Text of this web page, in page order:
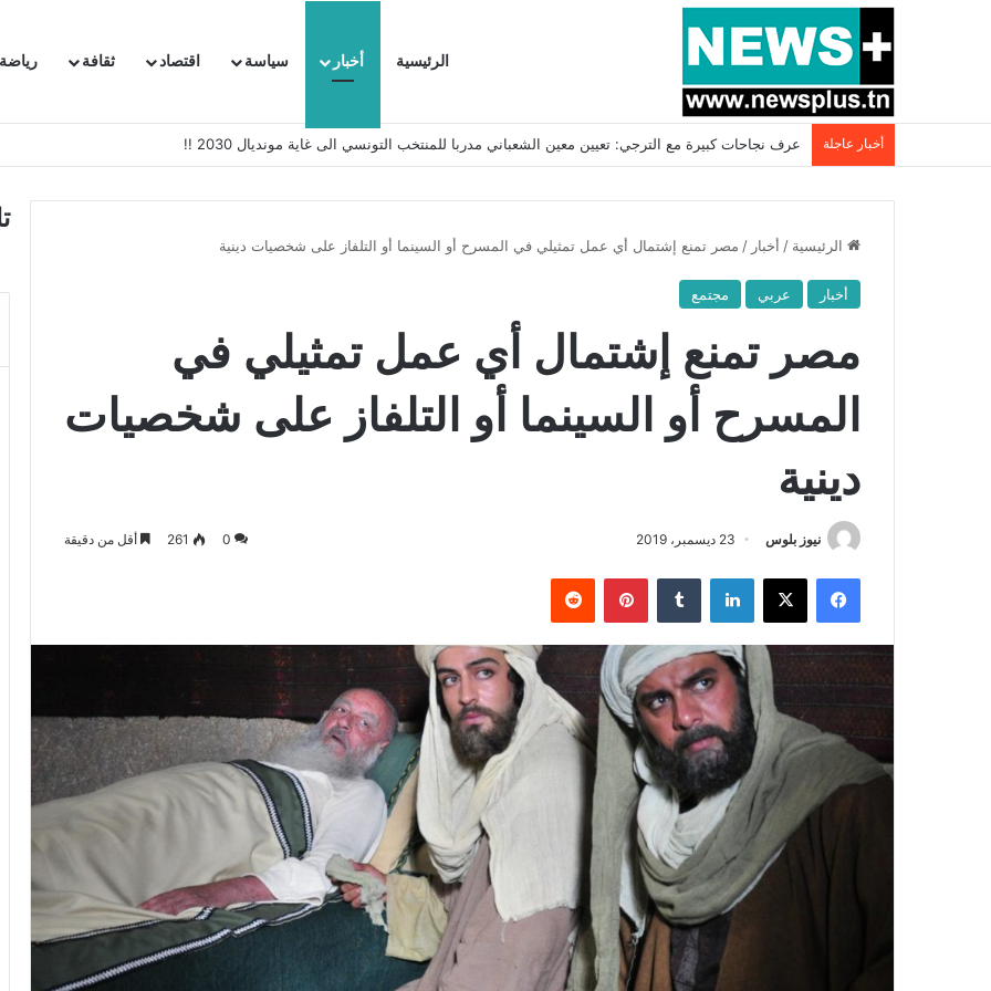
الرئيسية أخبار سياسة اقتصاد ثقافة رياضة
أخبار عاجلة بسبب المرزوقي وبتكليف من سعيّد: الخارجية تستدعي السفيرة الفرنسية بتونس وتبلغها احتجاجا شديد اللهجة !!
الرئيسية / أخبار / مصر تمنع إشتمال أي عمل تمثيلي في المسرح أو السينما أو التلفاز على شخصيات دينية
أخبار عربي مجتمع
مصر تمنع إشتمال أي عمل تمثيلي في
المسرح أو السينما أو التلفاز على شخصيات
دينية
نيوز بلوس 23 ديسمبر، 2019 0
261 أقل من دقيقة
فيسبوك X لينكدإن بينتيريست